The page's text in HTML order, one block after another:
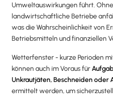
Umweltauswirkungen führt.
landwirtschaftliche Betriebe
was die Wahrscheinlichkeit von
Betriebsmitteln und finanziellen
Wetterfenster - kurze Perioden
können auch im Voraus für
Unkrautjäten, Beschneiden oder
ermittelt werden, um